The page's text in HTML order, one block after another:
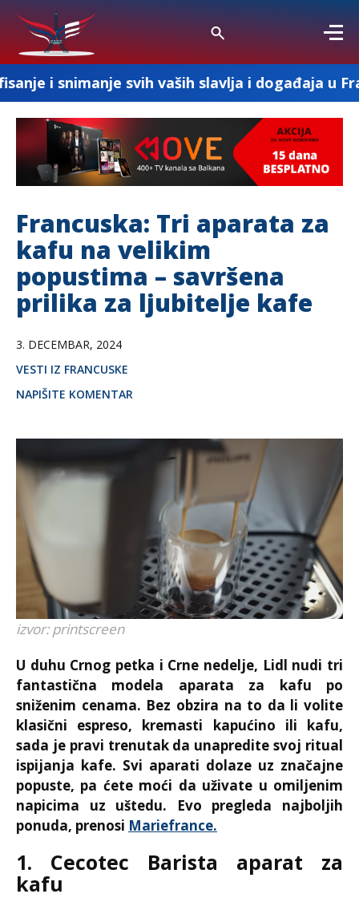
svih vaših slavlja i događaja u Francuskoj
Francuska: Tri aparata za
kafu na velikim
popustima – savršena
prilika za ljubitelje kafe
3. DECEMBAR, 2024
VESTI IZ FRANCUSKE
NAPIŠITE KOMENTAR
izvor: printscreen
U duhu Crnog petka i Crne nedelje, Lidl nudi tri
fantastična modela aparata za kafu po
sniženim cenama. Bez obzira na to da li volite
klasični espreso, kremasti kapućino ili kafu,
sada je pravi trenutak da unapredite svoj ritual
ispijanja kafe. Svi aparati dolaze uz značajne
popuste, pa ćete moći da uživate u omiljenim
napicima uz uštedu. Evo pregleda najboljih
ponuda, prenosi Mariefrance.
1. Cecotec Barista aparat za
kafu